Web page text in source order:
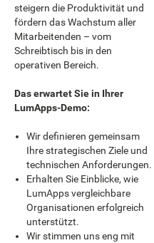
steigern die Produktivität und
fördern das Wachstum aller
Mitarbeitenden – vom
Schreibtisch bis in den
operativen Bereich.
Das erwartet Sie in Ihrer
LumApps-Demo:
Wir definieren gemeinsam
Ihre strategischen Ziele und
technischen Anforderungen.
Erhalten Sie Einblicke, wie
LumApps vergleichbare
Organisationen erfolgreich
unterstützt.
Wir stimmen uns eng mit